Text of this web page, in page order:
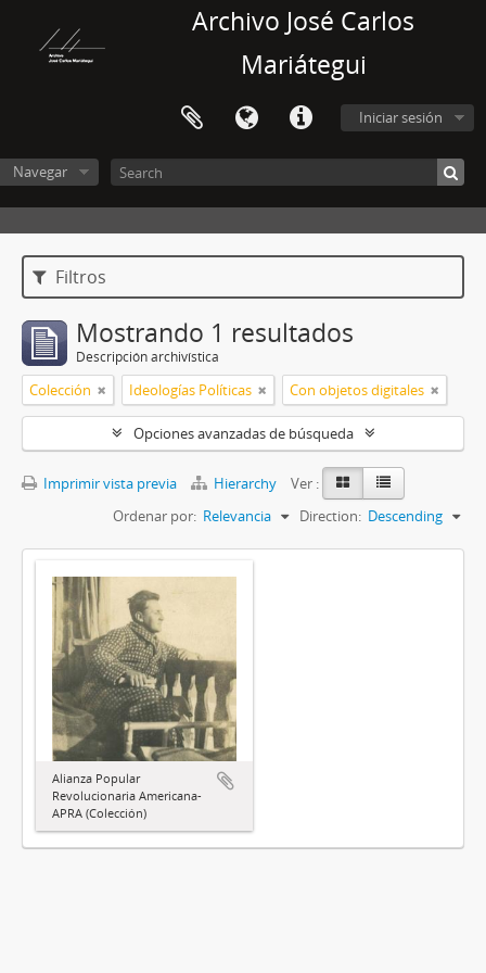
Archivo José Carlos
Mariátegui
Iniciar sesión
Navegar
Filtros
Mostrando 1 resultados
Descripción archivística
Colección Ideologías Políticas Con objetos digitales
Opciones avanzadas de búsqueda
Imprimir vista previa Hierarchy
Ver :
Ordenar por: Relevancia Direction: Descending
Alianza Popular
Revolucionaria Americana-
APRA (Colección)